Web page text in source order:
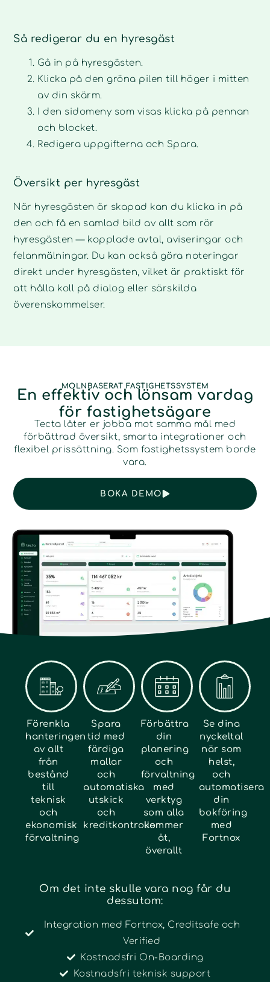
Så redigerar du en hyresgäst
Gå in på hyresgästen.
Klicka på den gröna pilen till höger i mitten
av din skärm.
I den sidomeny som visas klicka på pennan
och blocket.
Redigera uppgifterna och Spara.
Översikt per hyresgäst
När hyresgästen är skapad kan du klicka in på
den och få en samlad bild av allt som rör
hyresgästen — kopplade avtal, aviseringar och
felanmälningar. Du kan också göra noteringar
direkt under hyresgästen, vilket är praktiskt för
att hålla koll på dialog eller särskilda
överenskommelser.
MOLNBASERAT FASTIGHETSSYSTEM
En effektiv och lönsam vardag
för fastighetsägare
Tecta låter er jobba mot samma mål med
förbättrad översikt, smarta integrationer och
flexibel prissättning. Som fastighetssystem borde
vara.
BOKA DEMO
Förenkla
hanteringen
av allt
från
bestånd
till
teknisk
och
ekonomisk
förvaltning
Spara
tid med
färdiga
mallar
och
automatiska
utskick
och
kreditkontroller
Förbättra
din
planering
och
förvaltning
med
verktyg
som alla
kommer
åt,
överallt
Se dina
nyckeltal
när som
helst,
och
automatisera
din
bokföring
med
Fortnox
Om det inte skulle vara nog får du
dessutom:
Integration med Fortnox, Creditsafe och
Verified
Kostnadsfri On-Boarding
Kostnadsfri teknisk support